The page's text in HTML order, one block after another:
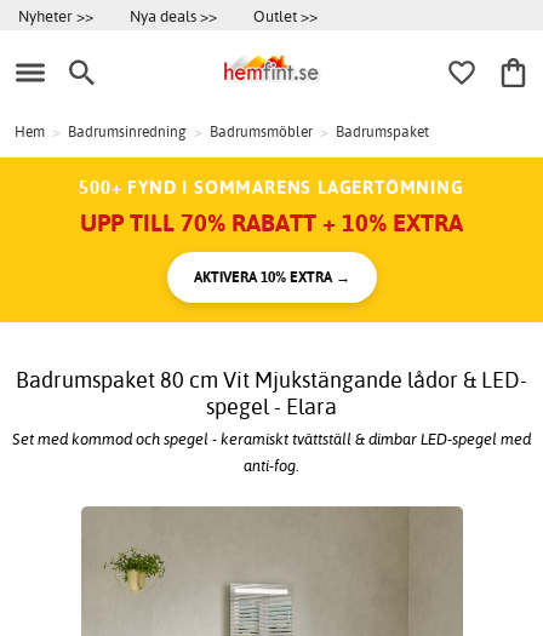
Nyheter >> Nya deals >> Outlet >>
Hem > Badrumsinredning > Badrumsmöbler > Badrumspaket
500+ FYND I SOMMARENS LAGERTÖMNING
UPP TILL 70% RABATT + 10% EXTRA
AKTIVERA 10% EXTRA →
Badrumspaket 80 cm Vit Mjukstängande lådor & LED-
spegel - Elara
Set med kommod och spegel - keramiskt tvättställ & dimbar LED-spegel med
anti-fog.